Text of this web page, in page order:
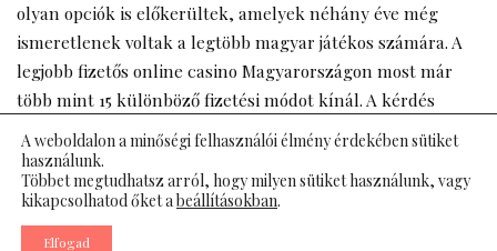
olyan opciók is előkerültek, amelyek néhány éve még
ismeretlenek voltak a legtöbb magyar játékos számára. A
legjobb fizetős online casinoMagyarországon most már
több mint 15 különböző fizetési módot kínál. A kérdés
egyszerű: hogyan fizet a legtöbb felhasználó, és miért
pont úgy?
Bankkártya, mert az kéznél van
A weboldalon a minőségi felhasználói élmény érdekében sütiket
használunk.
Többet megtudhatsz arról, hogy milyen sütiket használunk, vagy
kikapcsolhatod őket abeállításokban.
Elfogad